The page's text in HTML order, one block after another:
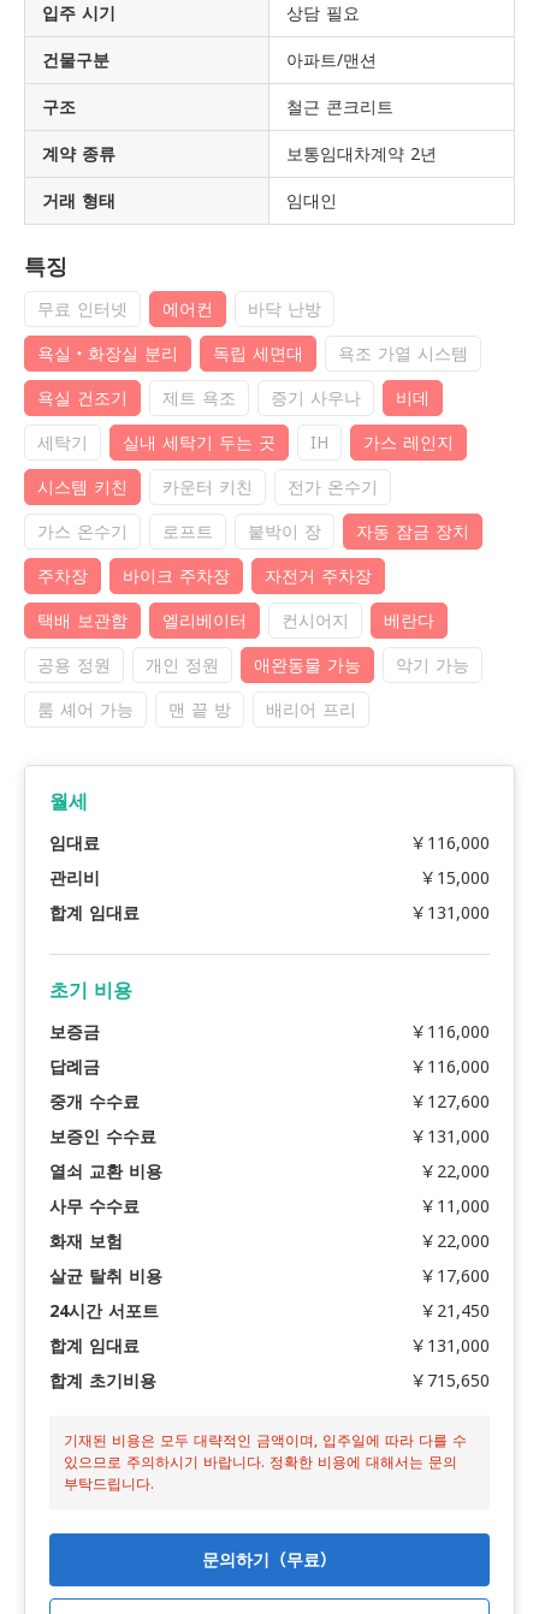
입주 시기 상담 필요
건물구분 아파트/맨션
구조 철근 콘크리트
계약 종류 보통임대차계약 2년
거래 형태 임대인
특징
무료 인터넷 에어컨
바닥 난방
욕실・화장실 분리
독립 세면대
욕조 가열 시스템
욕실 건조기
제트 욕조 증기 사우나
비데
세탁기
실내 세탁기 두는 곳 IH
가스 레인지
시스템 키친
카운터 키친
전가 온수기
가스 온수기
로프트 붙박이 장
자동 잠금 장치
주차장
바이크 주차장
자전거 주차장
택배 보관함
엘리베이터 컨시어지
베란다
공용 정원
개인 정원 애완동물 가능
악기 가능
룸 셰어 가능
맨 끝 방 배리어 프리
월세
임대료
￥116,000
관리비
￥15,000
합계 임대료
￥131,000
초기 비용
보증금
￥116,000
답례금
￥116,000
중개 수수료
￥127,600
보증인 수수료
￥131,000
열쇠 교환 비용
￥22,000
사무 수수료
￥11,000
화재 보험
￥22,000
살균 탈취 비용
￥17,600
24시간 서포트
￥21,450
합계 임대료
￥131,000
합계 초기비용
￥715,650
기재된 비용은 모두 대략적인 금액이며, 입주일에 따라 다를 수
있으므로 주의하시기 바랍니다. 정확한 비용에 대해서는 문의
부탁드립니다.
문의하기（무료）